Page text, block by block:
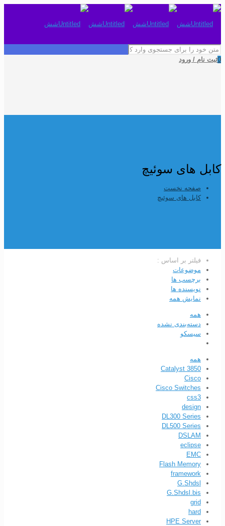
0ثبت نام / ورود
کابل های سوئیچ
صفحه نخست
کابل های سوئیچ
فیلتر بر اساس :
موضوعات
برچسب ها
نویسنده ها
نمایش همه
همه
دسته‌بندی نشده
سیسکو
همه
Catalyst 3850
Cisco
Cisco Switches
css3
design
DL300 Series
DL500 Series
DSLAM
eclipse
EMC
Flash Memory
framework
G.Shdsl
G.Shdsl.bis
grid
hard
HPE Server